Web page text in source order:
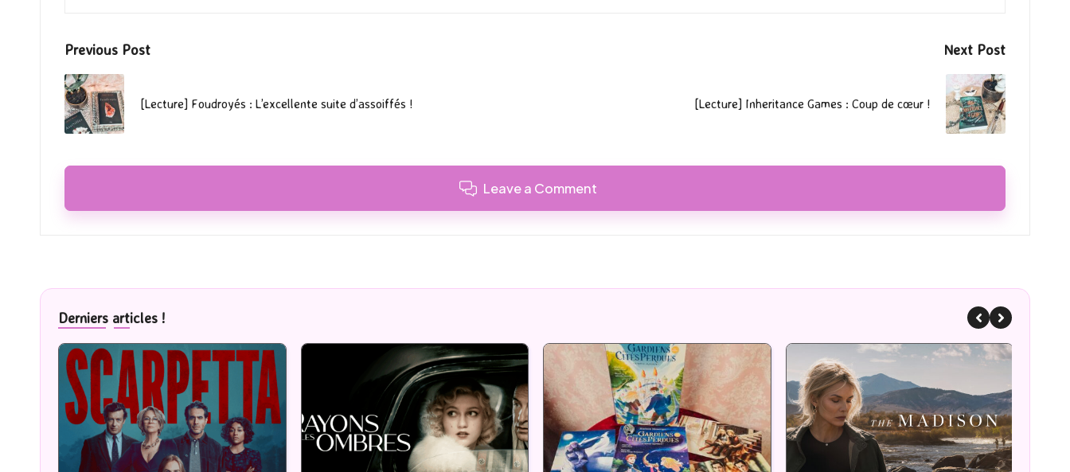
Post
navigation
Previous Post
[Lecture] Foudroyés : L’excellente suite d’assoiffés !
Next Post
[Lecture] Inheritance Games : Coup de cœur !
Leave a Comment
Derniers articles !